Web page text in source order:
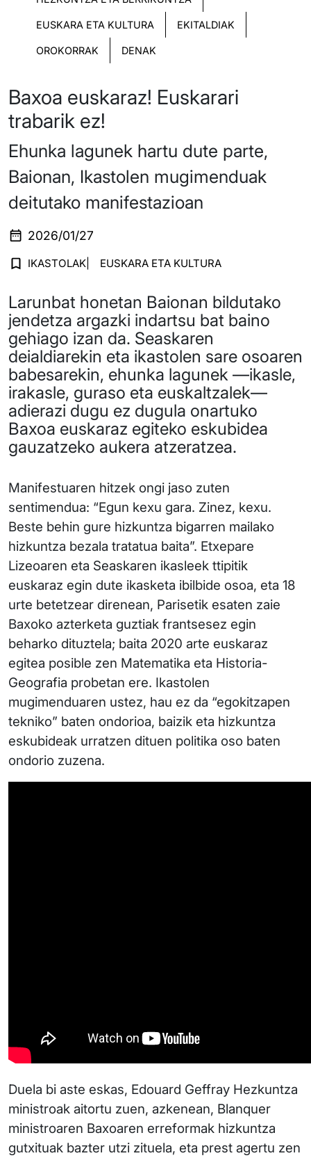
EUSKARA ETA KULTURA EKITALDIAK
OROKORRAK DENAK
Baxoa euskaraz! Euskarari
trabarik ez!
Ehunka lagunek hartu dute parte,
Baionan, Ikastolen mugimenduak
deitutako manifestazioan
2026/01/27
IKASTOLAK EUSKARA ETA KULTURA
Larunbat honetan Baionan bildutako
jendetza argazki indartsu bat baino
gehiago izan da. Seaskaren
deialdiarekin eta ikastolen sare osoaren
babesarekin, ehunka lagunek —ikasle,
irakasle, guraso eta euskaltzalek—
adierazi dugu ez dugula onartuko
Baxoa euskaraz egiteko eskubidea
gauzatzeko aukera atzeratzea.
Manifestuaren hitzek ongi jaso zuten
sentimendua: “Egun kexu gara. Zinez, kexu.
Beste behin gure hizkuntza bigarren mailako
hizkuntza bezala tratatua baita”. Etxepare
Lizeoaren eta Seaskaren ikasleek ttipitik
euskaraz egin dute ikasketa ibilbide osoa, eta 18
urte betetzear direnean, Parisetik esaten zaie
Baxoko azterketa guztiak frantsesez egin
beharko dituztela; baita 2020 arte euskaraz
egitea posible zen Matematika eta Historia-
Geografia probetan ere. Ikastolen
mugimenduaren ustez, hau ez da “egokitzapen
tekniko” baten ondorioa, baizik eta hizkuntza
eskubideak urratzen dituen politika oso baten
ondorio zuzena.
Duela bi aste eskas, Edouard Geffray Hezkuntza
ministroak aitortu zuen, azkenean, Blanquer
ministroaren Baxoaren erreformak hizkuntza
gutxituak bazter utzi zituela, eta prest agertu zen